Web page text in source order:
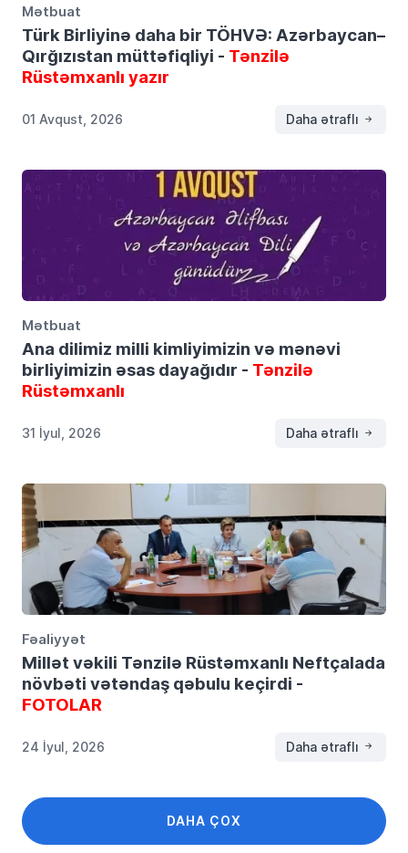
Mətbuat
Türk Birliyinə daha bir TÖHVƏ: Azərbaycan–
Qırğızıstan müttəfiqliyi - Tənzilə
Rüstəmxanlı yazır
01 Avqust, 2026 Daha ətraflı
Mətbuat
Ana dilimiz milli kimliyimizin və mənəvi
birliyimizin əsas dayağıdır - Tənzilə
Rüstəmxanlı
31 İyul, 2026 Daha ətraflı
Fəaliyyət
Millət vəkili Tənzilə Rüstəmxanlı Neftçalada
növbəti vətəndaş qəbulu keçirdi -
FOTOLAR
24 İyul, 2026 Daha ətraflı
DAHA ÇOX